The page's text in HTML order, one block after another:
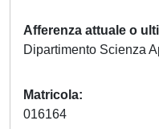
Afferenza attuale o
Dipartimento Scienza
Matricola
016164